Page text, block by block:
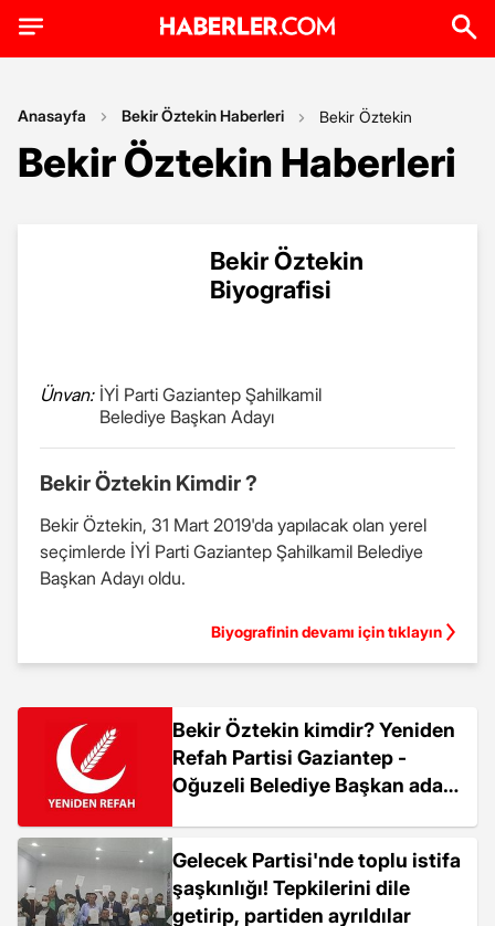
Anasayfa Bekir Öztekin Haberleri Bekir Öztekin
Bekir Öztekin Haberleri
Bekir Öztekin
Biyografisi
Ünvan: İYİ Parti Gaziantep Şahilkamil
Belediye Başkan Adayı
Bekir Öztekin Kimdir ?
Bekir Öztekin, 31 Mart 2019'da yapılacak olan yerel
seçimlerde İYİ Parti Gaziantep Şahilkamil Belediye
Başkan Adayı oldu.
Biyografinin devamı için tıklayın
Bekir Öztekin kimdir? Yeniden
Refah Partisi Gaziantep -
Oğuzeli Belediye Başkan adayı
Gelecek Partisi'nde toplu istifa
şaşkınlığı! Tepkilerini dile
getirip, partiden ayrıldılar